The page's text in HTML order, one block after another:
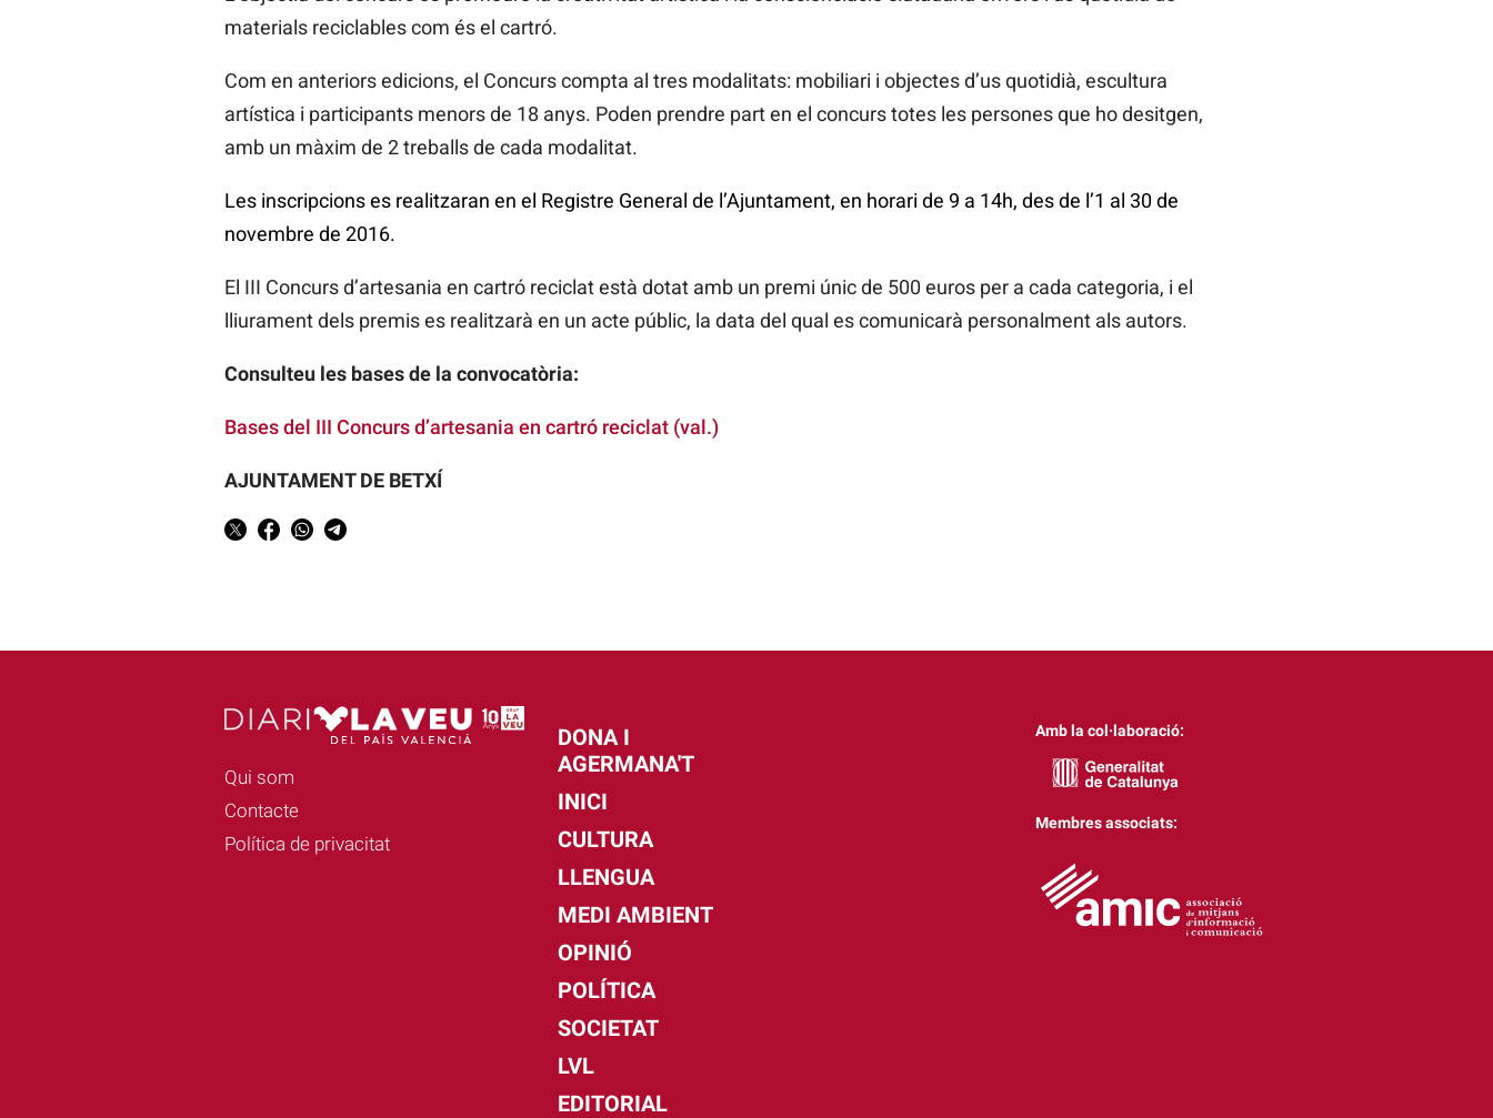
materials reciclables com és el cartró.
Com en anteriors edicions, el Concurs compta al tres modalitats: mobiliari i objectes d’us quotidià, escultura
artística i participants menors de 18 anys. Poden prendre part en el concurs totes les persones que ho desitgen,
amb un màxim de 2 treballs de cada modalitat.
Les inscripcions es realitzaran en el Registre General de l’Ajuntament, en horari de 9 a 14h, des de l’1 al 30 de
novembre de 2016.
El III Concurs d’artesania en cartró reciclat està dotat amb un premi únic de 500 euros per a cada categoria, i el
lliurament dels premis es realitzarà en un acte públic, la data del qual es comunicarà personalment als autors.
Consulteu les bases de la convocatòria:
Bases del III Concurs d’artesania en cartró reciclat (val.)
AJUNTAMENT DE BETXÍ
Qui som
Contacte
Política de privacitat
DONA I
AGERMANA'T
INICI
CULTURA
LLENGUA
MEDI AMBIENT
OPINIÓ
POLÍTICA
SOCIETAT
LVL
EDITORIAL
Amb la col·laboració:
Membres associats: